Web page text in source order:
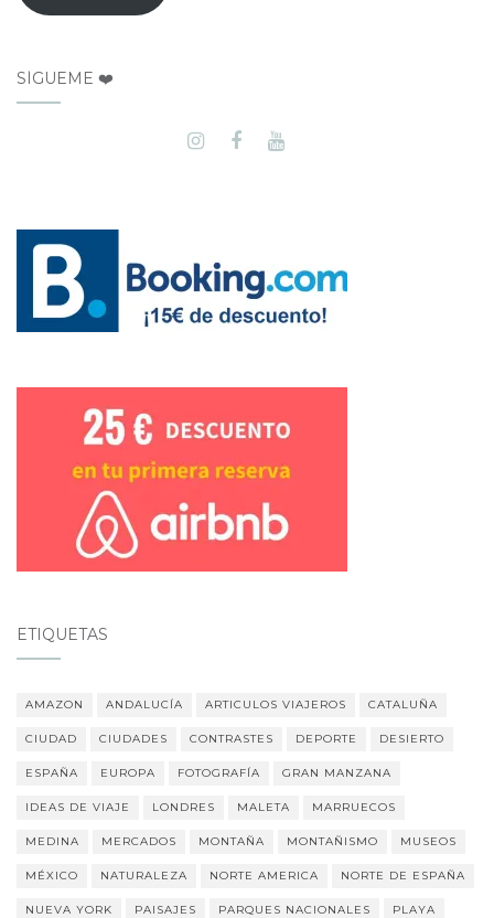
SÍGUEME ❤️
ETIQUETAS
AMAZON ANDALUCÍA ARTICULOS VIAJEROS CATALUÑA
CIUDAD CIUDADES CONTRASTES DEPORTE DESIERTO
ESPAÑA EUROPA FOTOGRAFÍA GRAN MANZANA
IDEAS DE VIAJE LONDRES MALETA MARRUECOS
MEDINA MERCADOS MONTAÑA MONTAÑISMO MUSEOS
MÉXICO NATURALEZA NORTE AMERICA NORTE DE ESPAÑA
NUEVA YORK PAISAJES PARQUES NACIONALES PLAYA